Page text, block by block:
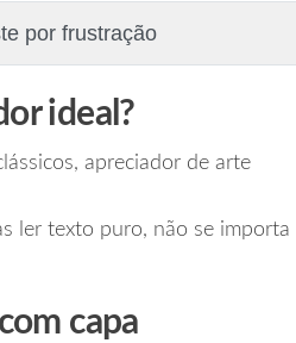
por frustração
ideal?
apreciador de arte
ler texto puro, não se importa
capa